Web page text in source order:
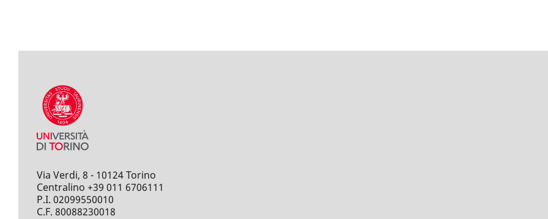
Via Verdi, 8 - 10124 Torino
Centralino +39 011 6706111
P.I. 02099550010
C.F. 80088230018